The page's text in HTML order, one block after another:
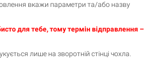
вкажи параметри та/або назву
для тебе, тому термін відправлення –
лише на зворотній стінці чохла.